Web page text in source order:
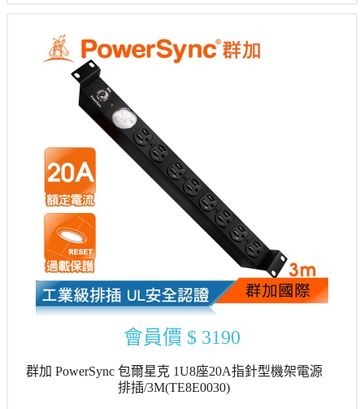
會員價 $ 3190
群加 PowerSync 包爾星克 1U8座20A指針型機架電源
排插/3M(TE8E0030)